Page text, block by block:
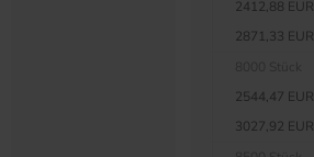
2412,88 EUR
2871,33 EUR
2544,47 EUR
3027,92 EUR